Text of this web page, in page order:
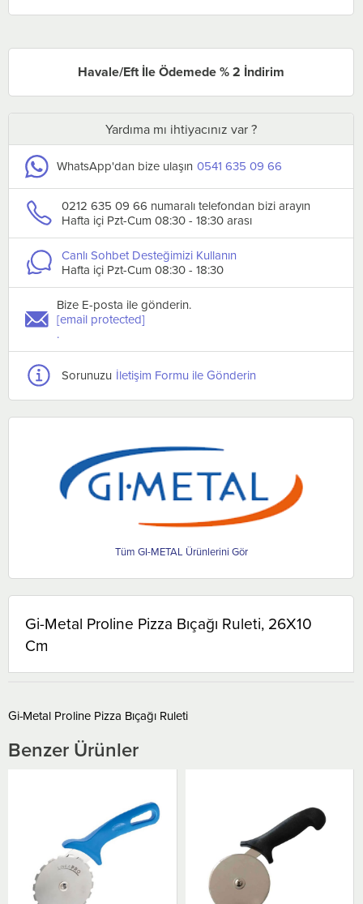
Havale/Eft İle Ödemede % 2 İndirim
Yardıma mı ihtiyacınız var ?
WhatsApp'dan bize ulaşın 0541 635 09 66
0212 635 09 66 numaralı telefondan bizi arayın
Hafta içi Pzt-Cum 08:30 - 18:30 arası
Canlı Sohbet Desteğimizi Kullanın
Hafta içi Pzt-Cum 08:30 - 18:30
Bize E-posta ile gönderin.
[email protected]
.
Sorunuzu İletişim Formu ile Gönderin
GI-METAL
Gi-Metal Proline Pizza Bıçağı Ruleti, 26X10
Cm
Gi-Metal Proline Pizza Bıçağı Ruleti
Benzer Ürünler